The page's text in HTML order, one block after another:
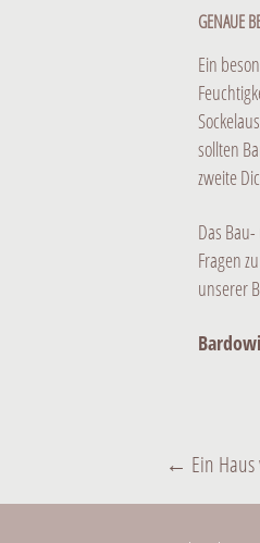
GENAUE
Ein
sollten
zweite
Das
Fragen
unserer
NAVIGATION
← Ein